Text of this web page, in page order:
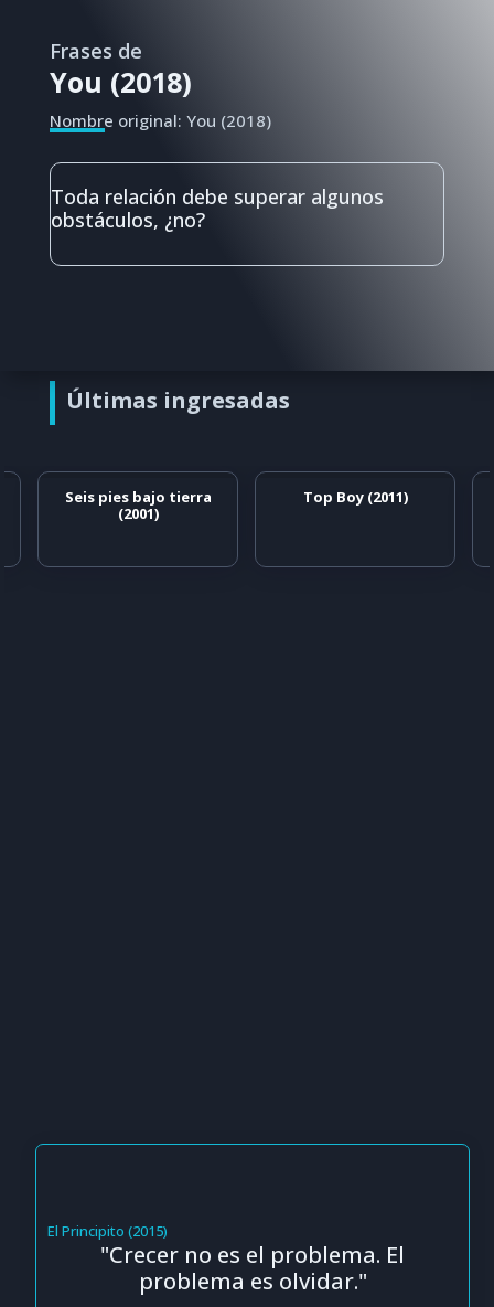
Frases de
You (2018)
Nombre original: You (2018)
Toda relación debe superar algunos
obstáculos, ¿no?
Últimas ingresadas
Seis pies bajo tierra
(2001)
Top Boy (2011)
El Principito (2015)
"Crecer no es el problema. El
problema es olvidar."